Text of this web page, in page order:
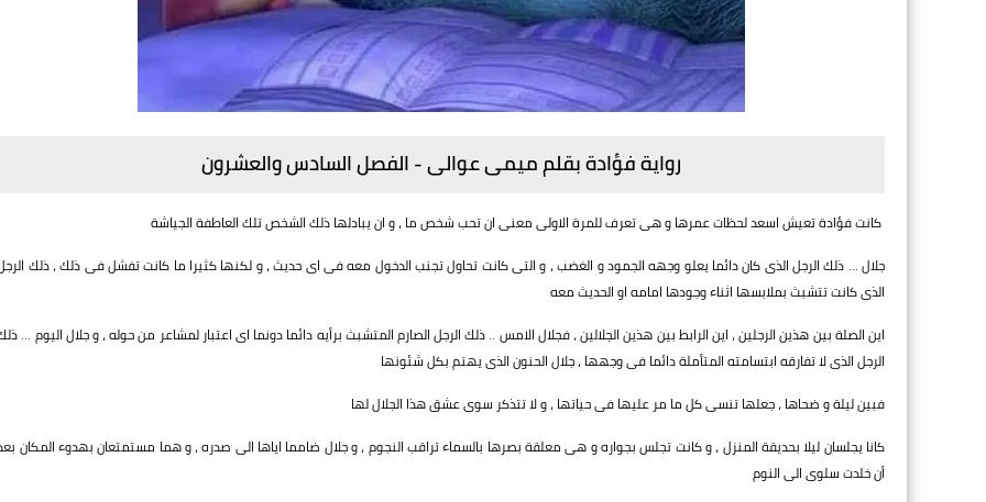
رواية فؤادة بقلم ميمى عوالى - الفصل السادس والعشرون
كانت فؤادة تعيش اسعد لحظات عمرها و هى تعرف للمرة الاولى معنى ان تحب شخص ما ، و ان يبادلها ذلك الشخص تلك العاطفة الجياشة
جلال … ذلك الرجل الذى كان دائما يعلو وجهه الجمود و الغضب ، و التى كانت تحاول تجنب الدخول معه فى اى حديث ، و لكنها كثيرا ما كانت تفشل فى ذلك ، ذلك
الذى كانت تتشبث بملابسها اثناء وجودها امامه او الحديث معه
اين الصلة بين هذين الرجلين ، اين الرابط بين هذين الجلالين ، فجلال الامس .. ذلك الرجل الصارم المتشبث برأيه دائما دونما اى اعتبار لمشاعر من حوله ، و جلال اليوم …
الرجل الذى لا تفارقه ابتسامته المتأملة دائما فى وجهها ، جلال الحنون الذى يهتم بكل شئونها
فبين ليلة و ضحاها ، جعلها تنسى كل ما مر عليها فى حياتها ، و لا تتذكر سوى عشق هذا الجلال لها
كانا يجلسان ليلا بحديقة المنزل ، و كانت تجلس بجواره و هى معلقة بصرها بالسماء تراقب النجوم ، و جلال ضامما اياها الى صدره ، و هما مستمتعان بهدوء المكان
أن خلدت سلوى الى النوم